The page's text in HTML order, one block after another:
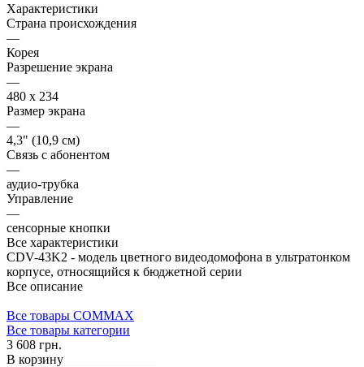
Характеристики
Страна происхождения
—
Корея
Разрешение экрана
—
480 х 234
Размер экрана
—
4,3" (10,9 см)
Связь с абонентом
—
аудио-трубка
Управление
—
сенсорные кнопки
Все характеристики
CDV-43K2 - модель цветного видеодомофона в ультратонком
корпусе, относящийся к бюджетной серии
Все описание
Все товары COMMAX
Все товары категории
3 608 грн.
В корзину